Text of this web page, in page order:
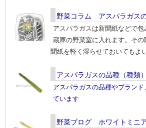
野菜コラム アスパラガス
アスパラガスは新聞紙などで
蔵庫の野菜室に入れます。そ
聞紙を軽く湿らせておいてもよ
アスパラガスの品種（種類
アスパラガスの品種やブラン
ています
野菜ブログ ホワイトミニ